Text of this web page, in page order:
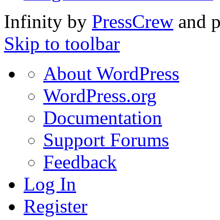
Infinity by PressCrew and
Skip to toolbar
WordPressAbout WordPress
WordPress.org
Documentation
Support Forums
Feedback
Log In
Register